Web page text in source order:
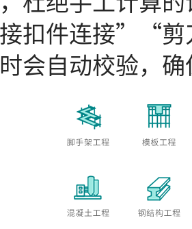
扣件连接”“剪
会自动校验，